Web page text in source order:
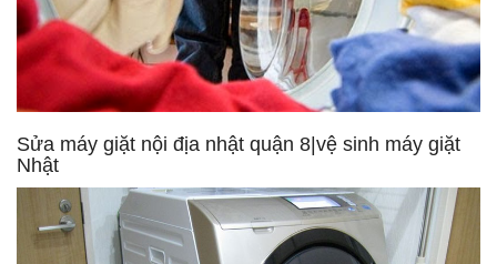
Sửa máy giặt nội địa nhật quận 8|vệ sinh máy giặt
Nhật